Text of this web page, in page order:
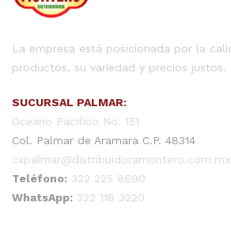
La empresa está posicionada por la
productos, su variedad y precios justos.
SUCURSAL PALMAR:
Oceano Pacifico No. 151
Col. Palmar de Aramara C.P. 48314
cxpalmar@distribuidoramontero.com.mx
Teléfono: 322 225 8690
WhatsApp: 322 118 3220